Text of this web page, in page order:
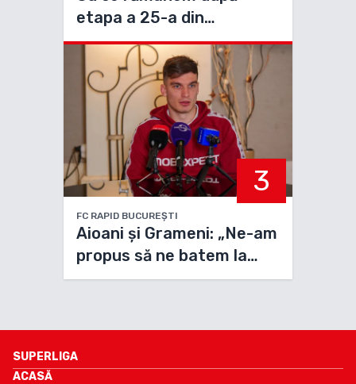
etapa a 25-a din
Superliga
3
FC RAPID BUCUREȘTI
Aioani și Grameni: „Ne-am
propus să ne batem la
campionat”
SUPERLIGA
ACASĂ